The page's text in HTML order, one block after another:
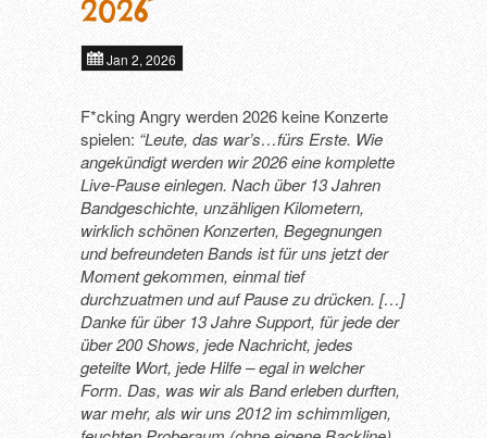
TRUE MOON (SE)
2026
Jan 2, 2026
F*cking Angry werden 2026 keine Konzerte
spielen: “Leute, das war’s…fürs Erste. Wie
angekündigt werden wir 2026 eine komplette
Live-Pause einlegen. Nach über 13 Jahren
Bandgeschichte, unzähligen Kilometern,
wirklich schönen Konzerten, Begegnungen
und befreundeten Bands ist für uns jetzt der
Moment gekommen, einmal tief
durchzuatmen und auf Pause zu drücken. […]
Danke für über 13 Jahre Support, für jede der
über 200 Shows, jede Nachricht, jedes
geteilte Wort, jede Hilfe – egal in welcher
Form. Das, was wir als Band erleben durften,
war mehr, als wir uns 2012 im schimmligen,